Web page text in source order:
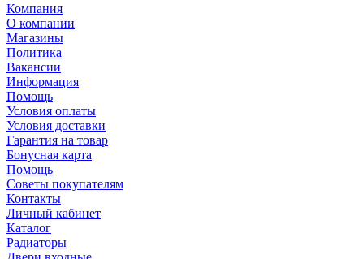
Компания
О компании
Магазины
Политика
Вакансии
Информация
Помощь
Условия оплаты
Условия доставки
Гарантия на товар
Бонусная карта
Помощь
Советы покупателям
Контакты
Личный кабинет
Каталог
Радиаторы